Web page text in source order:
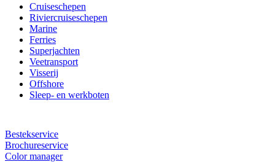
Cruiseschepen
Riviercruiseschepen
Marine
Ferries
Superjachten
Veetransport
Visserij
Offshore
Sleep- en werkboten
Bestekservice
Brochureservice
Color manager